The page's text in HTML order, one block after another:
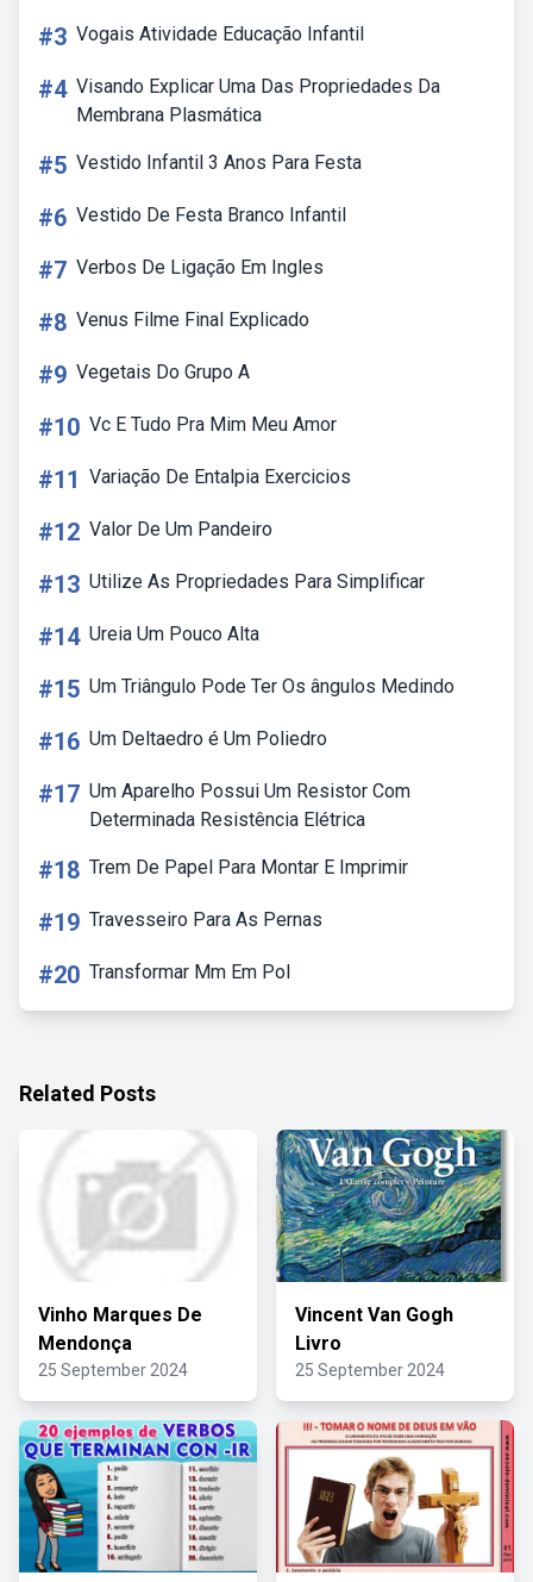
#3 Vogais Atividade Educação Infantil
#4 Visando Explicar Uma Das Propriedades Da
Membrana Plasmática
#5 Vestido Infantil 3 Anos Para Festa
#6 Vestido De Festa Branco Infantil
#7 Verbos De Ligação Em Ingles
#8 Venus Filme Final Explicado
#9 Vegetais Do Grupo A
#10 Vc E Tudo Pra Mim Meu Amor
#11 Variação De Entalpia Exercicios
#12 Valor De Um Pandeiro
#13 Utilize As Propriedades Para Simplificar
#14 Ureia Um Pouco Alta
#15 Um Triângulo Pode Ter Os ângulos Medindo
#16 Um Deltaedro é Um Poliedro
#17 Um Aparelho Possui Um Resistor Com
Determinada Resistência Elétrica
#18 Trem De Papel Para Montar E Imprimir
#19 Travesseiro Para As Pernas
#20 Transformar Mm Em Pol
Related Posts
Vinho Marques De
Mendonça
25 September 2024
Vincent Van Gogh
Livro
25 September 2024